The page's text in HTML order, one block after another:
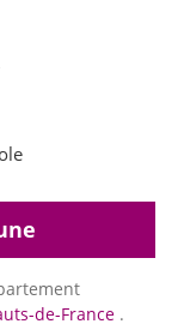
de-France .